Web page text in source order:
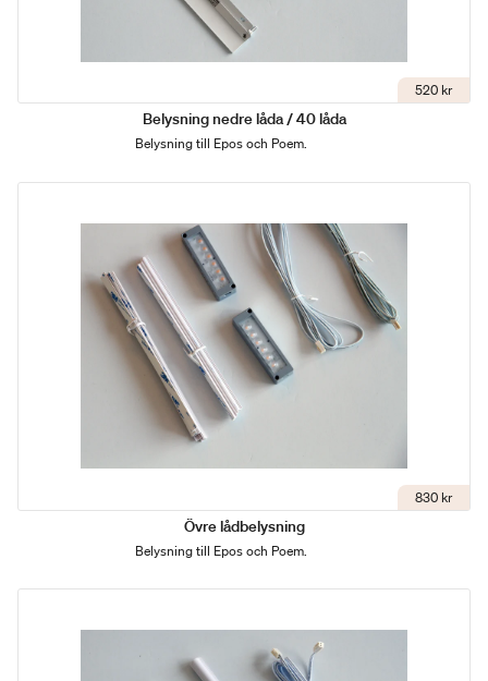
520 kr
Belysning nedre låda / 40 låda
Belysning till Epos och Poem.
830 kr
Övre lådbelysning
Belysning till Epos och Poem.